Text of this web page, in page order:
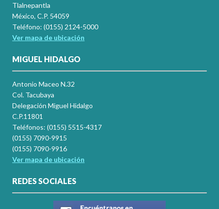
Tlalnepantla
México, C.P. 54059
Teléfono: (0155) 2124-5000
Ver mapa de ubicación
MIGUEL HIDALGO
Antonio Maceo N.32
Col. Tacubaya
Delegación Miguel Hidalgo
C.P.11801
Teléfonos: (0155) 5515-4317
(0155) 7090-9915
(0155) 7090-9916
Ver mapa de ubicación
REDES SOCIALES